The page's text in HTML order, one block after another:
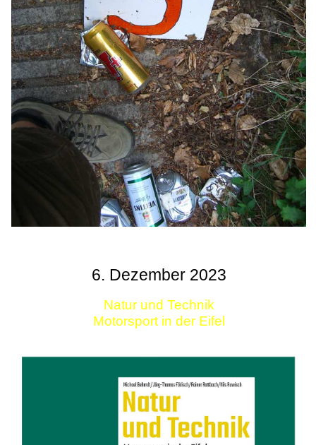
6. Dezember 2023
Natur und Technik
Motorsport in der Eifel